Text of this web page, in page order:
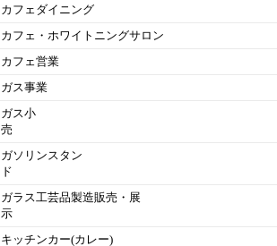
カフェダイニング
カフェ・ホワイトニングサロン
カフェ営業
ガス事業
ガス小
ガソリンスタン
ド
ガラス工芸品製造販売・展
示
キッチンカー(カレー)